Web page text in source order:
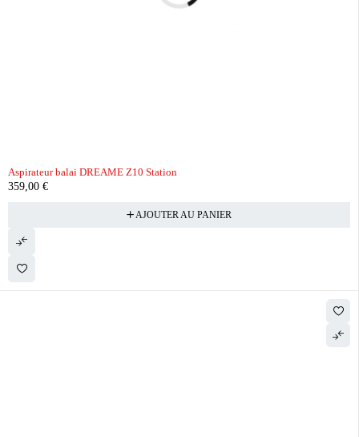
Aspirateur balai DREAME Z10 Station
359,00 €
AJOUTER AU PANIER